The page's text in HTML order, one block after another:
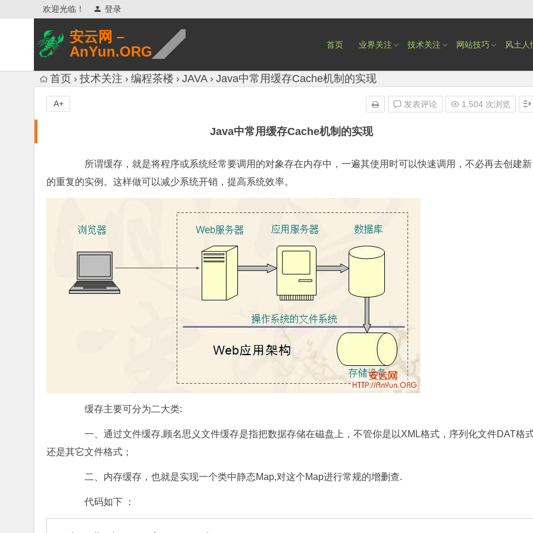
欢迎光临！ 登录
安云网 –
AnYun.ORG
网络安全研究、网络各种猎奇八卦。
首页 业界关注 技术关注 网站技巧 风土人
首页 技术关注 编程茶楼 JAVA Java中常用缓存Cache机制的实现
Java中常用缓存Cache机制的实现
发表评论 1,504 次浏览
A+
所谓缓存，就是将程序或系统经常要调用的对象存在内存中，一遍其使用时可以快速调用，不必再去创建新
的重复的实例。这样做可以减少系统开销，提高系统效率。
缓存主要可分为二大类:
一、通过文件缓存,顾名思义文件缓存是指把数据存储在磁盘上，不管你是以XML格式，序列化文件DAT格
还是其它文件格式；
二、内存缓存，也就是实现一个类中静态Map,对这个Map进行常规的增删查.
代码如下 ：